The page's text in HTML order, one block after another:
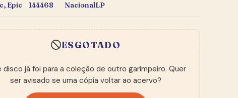
Epic 144468 NacionalLP
ESGOTADO
disco já foi para a coleção de outro garimpeiro. Quer
ser avisado se uma cópia voltar ao acervo?